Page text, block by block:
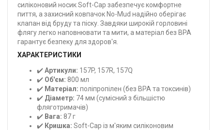
силіконовий носик Soft-Cap забезпечує комфортне
пиття, а захисний ковпачок No-Mud надійно оберігає
клапан від бруду та піску. Завдяки широкій горловині
флягу легко наповнювати та мити, а матеріал без BPA
гарантує безпеку для здоров'я.
ХАРАКТЕРИСТИКИ
✔️Артикули: 157P, 157R, 157Q
✔️ Об'єм: 800 мл
✔️ Матеріал: поліпропілен (без BPA та токсинів)
✔️ Діаметр: 74 мм (сумісний з більшістю
фляготримачів)
✔️ Вага: 87 г
✔️ Кришка: Soft-Cap із м'яким силіконовим